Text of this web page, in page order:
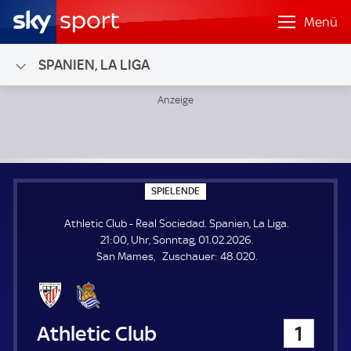
Menü
SPANIEN, LA LIGA
SPIELENDE
P
E
L
E
N
Athletic Club - Real Sociedad. Spanien, La Liga.
21:00, Uhr, Sonntag, 01.02.2026.
San Mames
Zuschauer: Z
48.020.
Athletic Club 1